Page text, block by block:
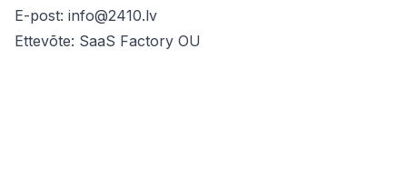
E-post: info@2410.lv
Ettevõte: SaaS Factory OU